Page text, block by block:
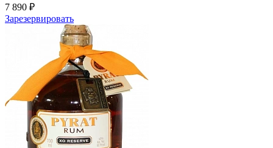
7 890 ₽
Зарезервировать